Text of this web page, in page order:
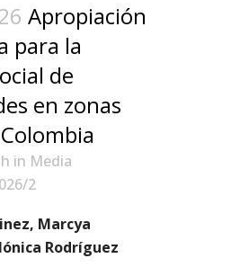
Apropiación
para la
de
en zonas
in Media
2
Marcya
Rodríguez